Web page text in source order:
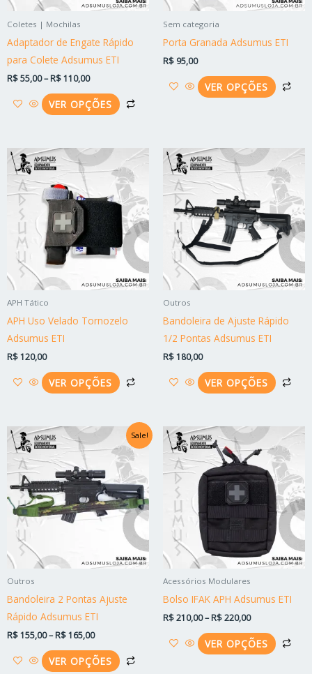
Coletes | Mochilas
Adaptador de Engate Rápido
para Colete Adsumus ETI
R$55,00– R$110,00
VER OPÇÕES
Sem categoria
Porta Granada Adsumus ETI
R$ 95,00
VER OPÇÕES
APH Tático
APH Uso Velado Tornozelo
Adsumus ETI
R$120,00
VER OPÇÕES
Este
produto
várias
variantes.
As
opções
podem
produto
Outros
Bandoleira de Ajuste Rápido
1/2 Pontas Adsumus ETI
R$180,00
VER OPÇÕES
Este
As
Sale!
Outros
Bandoleira 2 Pontas Ajuste
Rápido Adsumus ETI
R$155,00– R$165,00
Faixa
de
preço:
R$ 155,00
através
R$ 165,00
VER OPÇÕES
Este
produto
várias
variantes.
As
opções
podem
Acessórios Modulares
Bolso IFAK APH Adsumus ETI
R$210,00– R$220,00
Faixa
de
preço:
R$ 210,00
através
R$ 220,00
VER OPÇÕES
Este
As